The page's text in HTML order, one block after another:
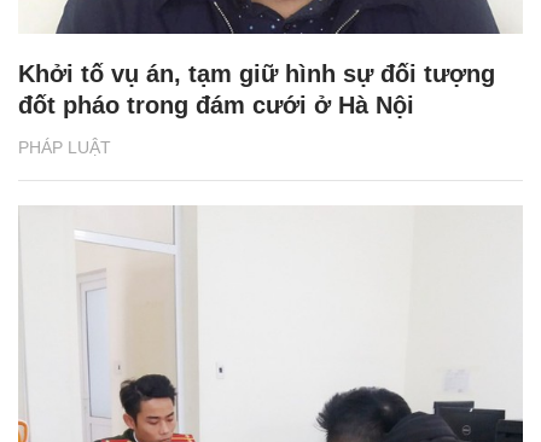
PHÁP LUẬT
Khởi tố vụ án, tạm giữ hình sự đối tượng
đốt pháo trong đám cưới ở Hà Nội